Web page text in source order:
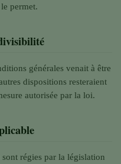
permet.
générales venait à être
dispositions resteraient
autorisée par la loi.
régies par la législation